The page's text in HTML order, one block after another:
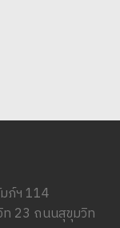
ภ์ฯ 114
ท 23 ถนนสุขุมวิท